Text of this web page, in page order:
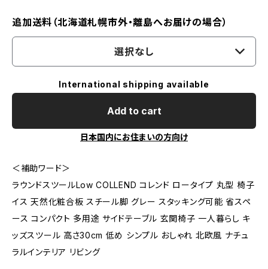
追加送料（北海道札幌市外・離島へお届けの場合）
選択なし
International shipping available
Add to cart
日本国内にお住まいの方向け
＜補助ワード＞
ラウンドスツールLow COLLEND コレンド ロータイプ 丸型 椅子
イス 天然化粧合板 スチール脚 グレー スタッキング可能 省スペ
ース コンパクト 多用途 サイドテーブル 玄関椅子 一人暮らし キ
ッズスツール 高さ30cm 低め シンプル おしゃれ 北欧風 ナチュ
ラルインテリア リビング